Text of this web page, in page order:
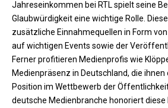
Jahreseinkommen bei RTL spielt seine
Glaubwürdigkeit eine wichtige Rolle.
zusätzliche Einnahmequellen in Form
auf wichtigen Events sowie der
Ferner profitieren Medienprofis wie
Medienpräsenz in Deutschland, die ihnen
Position im Wettbewerb der
deutsche Medienbranche honoriert diese